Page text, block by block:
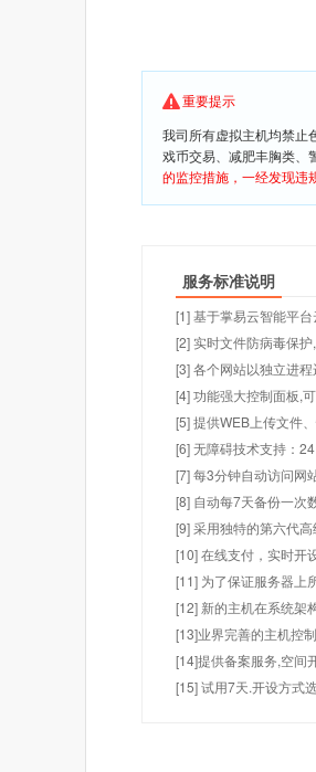
重要提示
我司所有虚拟主机均禁止
戏币交易、减肥丰胸类、
的监控措施，一经发现违
服务标准说明
[1] 基于掌易云智能平
[2] 实时文件防病毒保
[3] 各个网站以独立进
[4] 功能强大控制面板,
[5] 提供WEB上传文件
[6] 无障碍技术支持：
[7] 每3分钟自动访问网
[8] 自动每7天备份一次
[9] 采用独特的第六代
[10] 在线支付，实时开
[11] 为了保证服务器上
[12] 新的主机在系统架
[13]业界完善的主机控
[14]提供备案服务,空间
[15] 试用7天.开设方式